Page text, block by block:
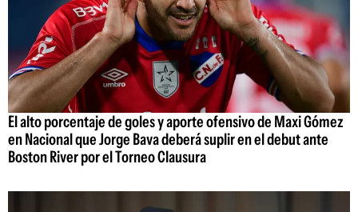
El alto porcentaje de goles y aporte ofensivo de Maxi Gómez
en Nacional que Jorge Bava deberá suplir en el debut ante
Boston River por el Torneo Clausura